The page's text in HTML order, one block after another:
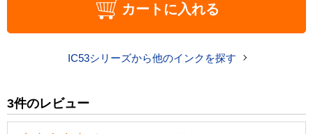
ICY53
650 円
カラー イエロー
カートに入れる
IC53シリーズから他のインクを探す
3件のレビュー